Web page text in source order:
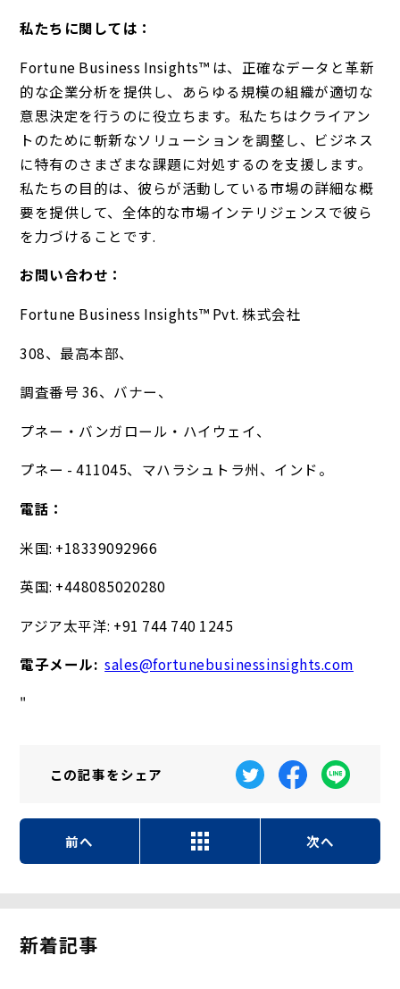
私たちに関しては：
Fortune Business Insights™ は、正確なデータと革新
的な企業分析を提供し、あらゆる規模の組織が適切な
意思決定を行うのに役立ちます。私たちはクライアン
トのために斬新なソリューションを調整し、ビジネス
に特有のさまざまな課題に対処するのを支援します。
私たちの目的は、彼らが活動している市場の詳細な概
要を提供して、全体的な市場インテリジェンスで彼ら
を力づけることです.
お問い合わせ：
Fortune Business Insights™ Pvt. 株式会社
308、最高本部、
調査番号 36、バナー、
プネー・バンガロール・ハイウェイ、
プネー - 411045、マハラシュトラ州、インド。
電話：
米国: +18339092966
英国: +448085020280
アジア太平洋: +91 744 740 1245
電子メール: sales@fortunebusinessinsights.com
"
この記事をシェア
前へ 次へ
新着記事